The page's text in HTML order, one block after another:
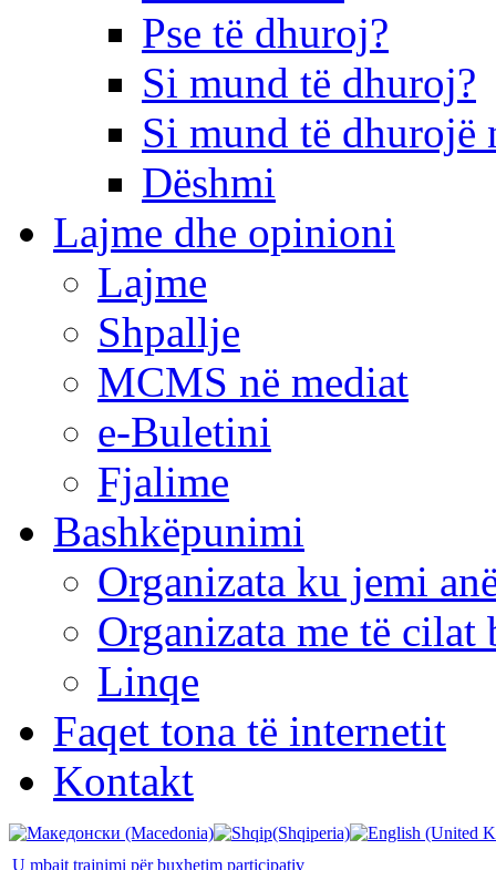
Pse të dhuroj?
Si mund të dhuroj?
Si mund të dhurojë
Dëshmi
Lajme dhe opinioni
Lajme
Shpallje
MCMS në mediat
e-Buletini
Fjalime
Bashkëpunimi
Organizata ku jemi
Organizata me të cilat
Linqe
Faqet tona të internetit
Kontakt
U mbajt trajnimi për buxhetim participativ